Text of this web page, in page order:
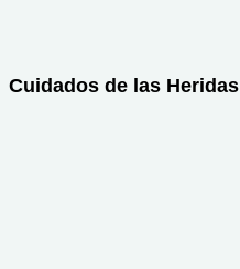
Cuidados de las Heridas